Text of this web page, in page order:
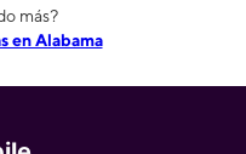
más?
en Alabama